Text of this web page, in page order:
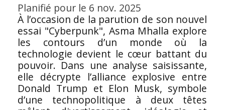
Planifié pour le 6 nov. 2025
À l’occasion de la parution de son nouvel
essai "Cyberpunk", Asma Mhalla explore
les contours d’un monde où la
technologie devient le cœur battant du
pouvoir. Dans une analyse saisissante,
elle décrypte l’alliance explosive entre
Donald Trump et Elon Musk, symbole
d’une technopolitique à deux têtes